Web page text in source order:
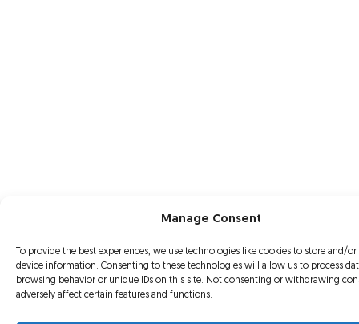
Manage Consent
To provide the best experiences, we use technologies like cookies to store and/or
device information. Consenting to these technologies will allow us to process
browsing behavior or unique IDs on this site. Not consenting or withdrawing
adversely affect certain features and functions.